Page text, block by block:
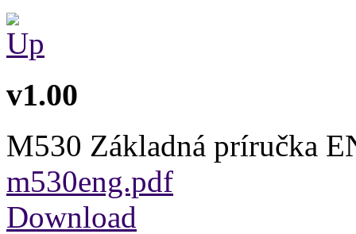
v1.00
M530 Základná príručka
m530eng.pdf
Download